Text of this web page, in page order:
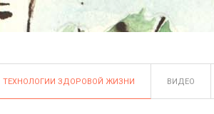
ТЕХНОЛОГИИ ЗДОРОВОЙ ЖИЗНИ ВИДЕО